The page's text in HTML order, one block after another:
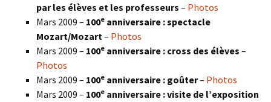
par les élèves et les professeurs – Photos
Mars 2009 – 100e anniversaire : spectacle
Mozart/Mozart– Photos
Mars 2009 – 100e anniversaire : cross des élèves –
Photos
Mars 2009 – 100e anniversaire : goûter– Photos
Mars 2009 – 100e anniversaire : visite de l’exposition